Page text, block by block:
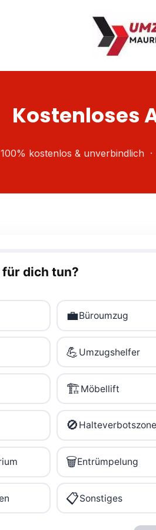
Kostenloses
100% kostenlos & unverbindlich